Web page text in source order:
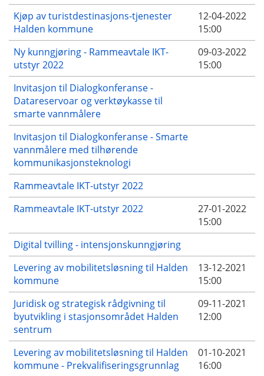
Kjøp av turistdestinasjons-tjenester
Halden kommune
12-04-2022
15:00
Ny kunngjøring - Rammeavtale IKT-
utstyr 2022
09-03-2022
15:00
Invitasjon til Dialogkonferanse -
Datareservoar og verktøykasse til
smarte vannmålere
Invitasjon til Dialogkonferanse - Smarte
vannmålere med tilhørende
kommunikasjonsteknologi
Rammeavtale IKT-utstyr 2022
Rammeavtale IKT-utstyr 2022
27-01-2022
15:00
Digital tvilling - intensjonskunngjøring
Levering av mobilitetsløsning til Halden
kommune
13-12-2021
15:00
Juridisk og strategisk rådgivning til
byutvikling i stasjonsområdet Halden
sentrum
09-11-2021
12:00
Levering av mobilitetsløsning til Halden
kommune - Prekvalifiseringsgrunnlag
01-10-2021
16:00